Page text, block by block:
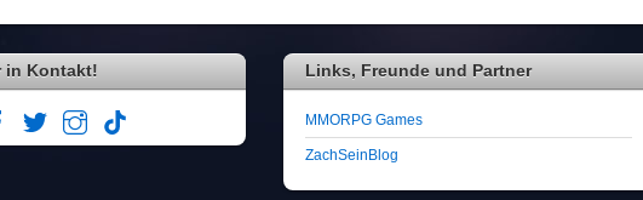
in Kontakt! Links, Freunde und Partner
MMORPG Games
ZachSeinBlog